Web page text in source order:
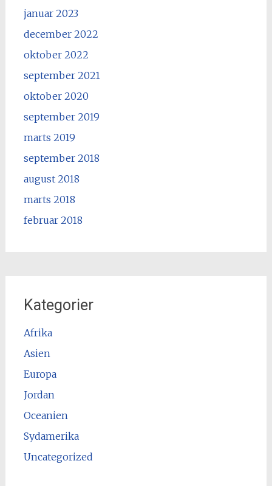
januar 2023
december 2022
oktober 2022
september 2021
oktober 2020
september 2019
marts 2019
september 2018
august 2018
marts 2018
februar 2018
Kategorier
Afrika
Asien
Europa
Jordan
Oceanien
Sydamerika
Uncategorized